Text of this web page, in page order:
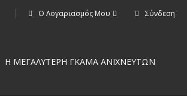
Σύνδεση
Ο Λογαριασμός Μου
ΓΚΑΜΑ ΑΝΙΧΝΕΥΤΩΝ